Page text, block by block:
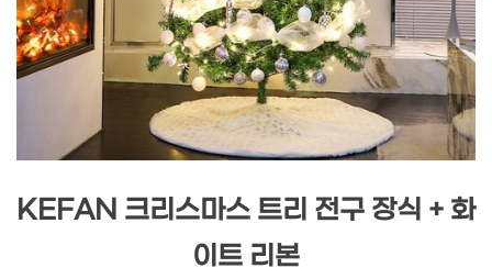
KEFAN 크리스마스 트리 전구 장식 + 화
이트 리본